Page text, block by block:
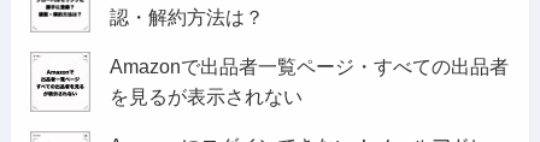
認・解約方法は？
Amazonで出品者一覧ページ・すべての出品者
を見るが表示されない